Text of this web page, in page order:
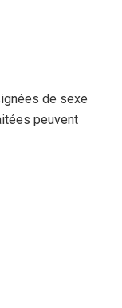
de sexe
peuvent